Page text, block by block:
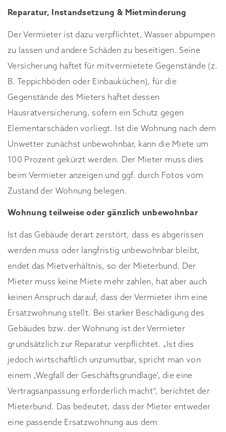
Reparatur, Instandsetzung & Mietminderung
Der Vermieter ist dazu verpflichtet, Wasser abpumpen
zu lassen und andere Schäden zu beseitigen. Seine
Versicherung haftet für mitvermietete Gegenstände (z.
B. Teppichböden oder Einbauküchen), für die
Gegenstände des Mieters haftet dessen
Hausratversicherung, sofern ein Schutz gegen
Elementarschäden vorliegt. Ist die Wohnung nach dem
Unwetter zunächst unbewohnbar, kann die Miete um
100 Prozent gekürzt werden. Der Mieter muss dies
beim Vermieter anzeigen und ggf. durch Fotos vom
Zustand der Wohnung belegen.
Wohnung teilweise oder gänzlich unbewohnbar
Ist das Gebäude derart zerstört, dass es abgerissen
werden muss oder langfristig unbewohnbar bleibt,
endet das Mietverhältnis, so der Mieterbund. Der
Mieter muss keine Miete mehr zahlen, hat aber auch
keinen Anspruch darauf, dass der Vermieter ihm eine
Ersatzwohnung stellt. Bei starker Beschädigung des
Gebäudes bzw. der Wohnung ist der Vermieter
grundsätzlich zur Reparatur verpflichtet. „Ist dies
jedoch wirtschaftlich unzumutbar, spricht man von
einem ‚Wegfall der Geschäftsgrundlage‘, die eine
Vertragsanpassung erforderlich macht“, berichtet der
Mieterbund. Das bedeutet, dass der Mieter entweder
eine passende Ersatzwohnung aus dem